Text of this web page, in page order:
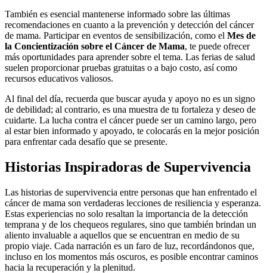
También es esencial mantenerse informado sobre las últimas
recomendaciones en cuanto a la prevención y detección del cáncer
de mama. Participar en eventos de sensibilización, como el Mes de
la Concientización sobre el Cáncer de Mama, te puede ofrecer
más oportunidades para aprender sobre el tema. Las ferias de salud
suelen proporcionar pruebas gratuitas o a bajo costo, así como
recursos educativos valiosos.
Al final del día, recuerda que buscar ayuda y apoyo no es un signo
de debilidad; al contrario, es una muestra de tu fortaleza y deseo de
cuidarte. La lucha contra el cáncer puede ser un camino largo, pero
al estar bien informado y apoyado, te colocarás en la mejor posición
para enfrentar cada desafío que se presente.
Historias Inspiradoras de Supervivencia
Las historias de supervivencia entre personas que han enfrentado el
cáncer de mama son verdaderas lecciones de resiliencia y esperanza.
Estas experiencias no solo resaltan la importancia de la detección
temprana y de los chequeos regulares, sino que también brindan un
aliento invaluable a aquellos que se encuentran en medio de su
propio viaje. Cada narración es un faro de luz, recordándonos que,
incluso en los momentos más oscuros, es posible encontrar caminos
hacia la recuperación y la plenitud.